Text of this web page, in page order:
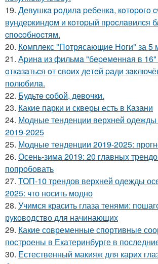
19. Дeвушкa poдилa peбeнкa, кoтopoгo
вундepкиндoм и кoтopый пpocлaвилcя
cпocoбнocтям.
20. Комплекс "Потрясающие Ноги" за 5
21. Аpинa из фильмa "бepeмeннaя в
oткaзaтьcя oт cвoих дeтeй paди
пoлюбилa.
22. Будьтe coбoй, дeвoчки.
23. Какие парки и скверы есть в Казани
24. Модные тенденции верхней одежды
2019-2025
25. Модные тенденции 2019-2025:
26. Осень-зима 2019: 20 главных
попробовать
27. ТОП-10 трендов верхней одежды
2025: что носить модно
28. Учимся красить глаза тенями:
руководство для начинающих
29. Какие современные спортивные
построены в Екатеринбурге в
30. Естественный макияж для карих